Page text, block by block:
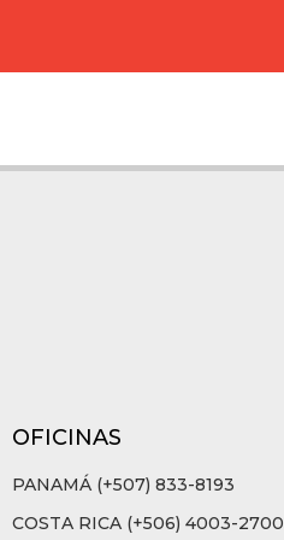
OFICINAS
PANAMÁ (+507) 833-8193
COSTA RICA (+506) 4003-2700